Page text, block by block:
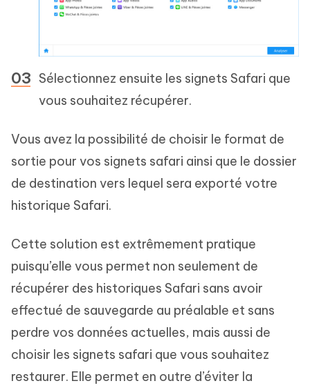
Sélectionnez ensuite les signets Safari que
vous souhaitez récupérer.
Vous avez la possibilité de choisir le format de
sortie pour vos signets safari ainsi que le dossier
de destination vers lequel sera exporté votre
historique Safari.
Cette solution est extrêmement pratique
puisqu’elle vous permet non seulement de
récupérer des historiques Safari sans avoir
effectué de sauvegarde au préalable et sans
perdre vos données actuelles, mais aussi de
choisir les signets safari que vous souhaitez
restaurer. Elle permet en outre d’éviter la